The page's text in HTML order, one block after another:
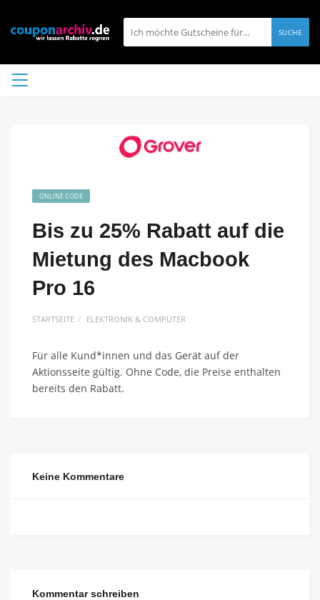
SUCHE
ONLINE CODE
Bis zu 25% Rabatt auf die
Mietung des Macbook
Pro 16
STARTSEITE ELEKTRONIK & COMPUTER
Für alle Kund*innen und das Gerät auf der
Aktionsseite gültig. Ohne Code, die Preise enthalten
bereits den Rabatt.
Keine Kommentare
Kommentar schreiben